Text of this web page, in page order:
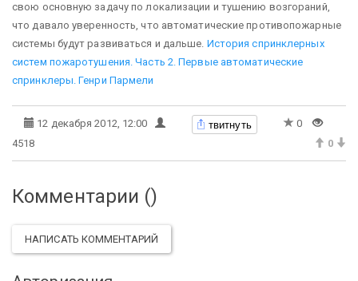
свою основную задачу по локализации и тушению возгораний,
что давало уверенность, что автоматические противопожарные
системы будут развиваться и дальше. История спринклерных
систем пожаротушения. Часть 2. Первые автоматические
спринклеры. Генри Пармели
12 декабря 2012, 12:00 твитнуть
0
4518
0
Комментарии ()
НАПИСАТЬ КОММЕНТАРИЙ